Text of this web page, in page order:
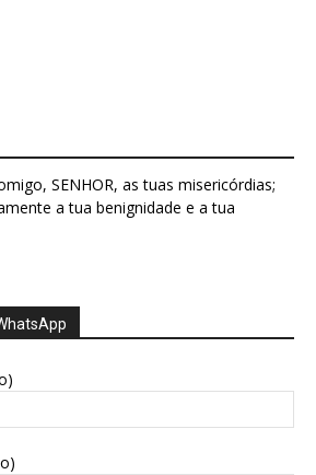
SENHOR, as tuas misericórdias;
a tua benignidade e a tua